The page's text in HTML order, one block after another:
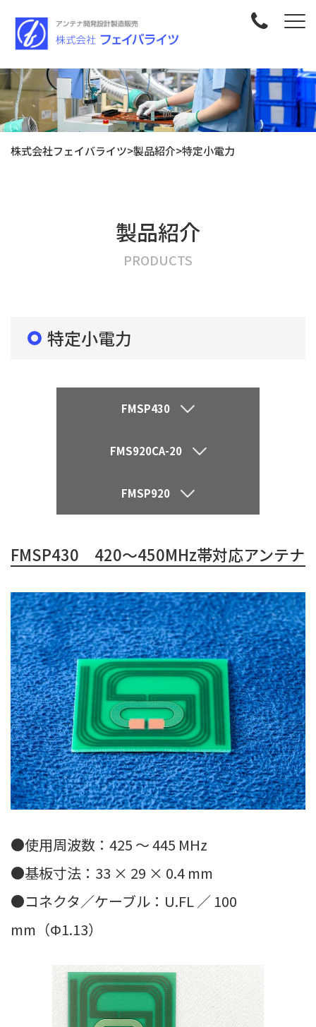
株式会社フェイバライツ>製品紹介>特定小電力
製品紹介
PRODUCTS
特定小電力
FMSP430
FMS920CA-20
FMSP920
FMSP430 420～450MHz帯対応アンテナ
●使用周波数：425 ～ 445 MHz
●基板寸法：33 × 29 × 0.4 mm
●コネクタ／ケーブル：U.FL ／ 100
mm（Φ1.13）